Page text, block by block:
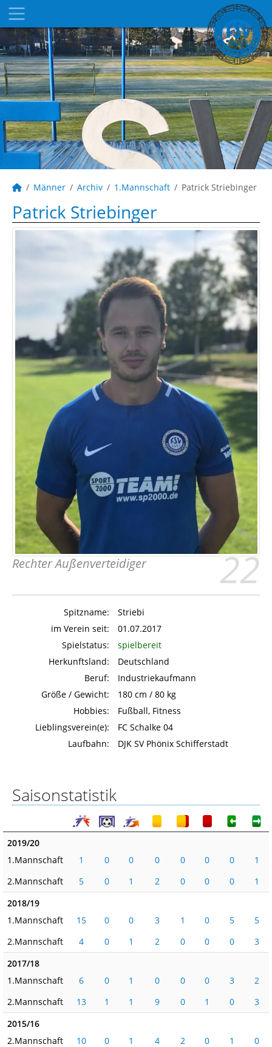
Männer Archiv 1.Mannschaft Patrick Striebinger
Patrick Striebinger
22
Rechter Außenverteidiger
Spitzname:
Striebi
im Verein seit:
01.07.2017
Spielstatus:
spielbereit
Herkunftsland:
Deutschland
Beruf:
Industriekaufmann
Größe / Gewicht:
180 cm / 80 kg
Hobbies:
Fußball, Fitness
Lieblingsverein(e):
FC Schalke 04
Laufbahn:
DJK SV Phönix Schifferstadt
Saisonstatistik
2019/20
1.Mannschaft
1 0 0 0 0 0 0
1
2.Mannschaft
5 0 1 2 0 0 0
1
2018/19
1.Mannschaft
15 0 0 3 1 0 5
5
2.Mannschaft
4 0 1 2 0 0 0
3
2017/18
1.Mannschaft
6 0 1 0 0 0 3
2
2.Mannschaft
13 1 1 9 0 1 0
3
2015/16
2.Mannschaft
10 0 1 4 2 0 1
0